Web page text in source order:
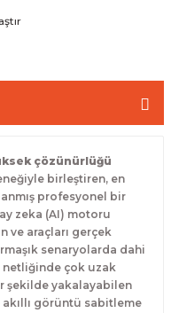
çözünürlüğü
birleştiren, en
profesyonel bir
zeka (AI) motoru
ve araçları gerçek
senaryolarda dahi
netliğinde çok uzak
şekilde yakalayabilen
akıllı görüntü sabitleme